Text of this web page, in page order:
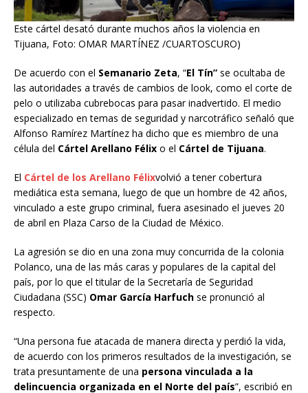
Este cártel desató durante muchos años la violencia en
Tijuana, Foto: OMAR MARTÍNEZ /CUARTOSCURO)
De acuerdo con el Semanario Zeta, “El Tín” se ocultaba de
las autoridades a través de cambios de look, como el corte de
pelo o utilizaba cubrebocas para pasar inadvertido. El medio
especializado en temas de seguridad y narcotráfico señaló que
Alfonso Ramírez Martínez ha dicho que es miembro de una
célula del Cártel Arellano Félix o el Cártel de Tijuana.
El Cártel de los Arellano Félixvolvió a tener cobertura
mediática esta semana, luego de que un hombre de 42 años,
vinculado a este grupo criminal, fuera asesinado el jueves 20
de abril en Plaza Carso de la Ciudad de México.
La agresión se dio en una zona muy concurrida de la colonia
Polanco, una de las más caras y populares de la capital del
país, por lo que el titular de la Secretaría de Seguridad
Ciudadana (SSC) Omar García Harfuch se pronunció al
respecto.
“Una persona fue atacada de manera directa y perdió la vida,
de acuerdo con los primeros resultados de la investigación, se
trata presuntamente de una persona vinculada a la
delincuencia organizada en el Norte del país”, escribió en